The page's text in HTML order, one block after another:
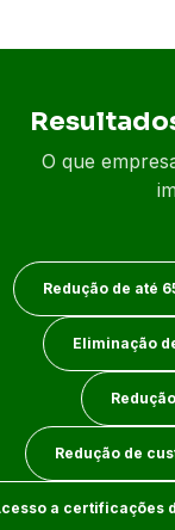
O que
Redução de até
Eliminação
Redução de
a certificações